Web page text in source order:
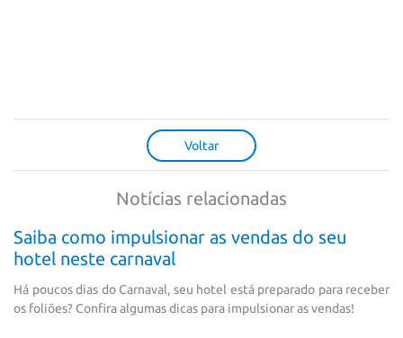
Voltar
Notícias relacionadas
Saiba como impulsionar as vendas do seu
hotel neste carnaval
Há poucos dias do Carnaval, seu hotel está preparado para receber
os foliões? Confira algumas dicas para impulsionar as vendas!